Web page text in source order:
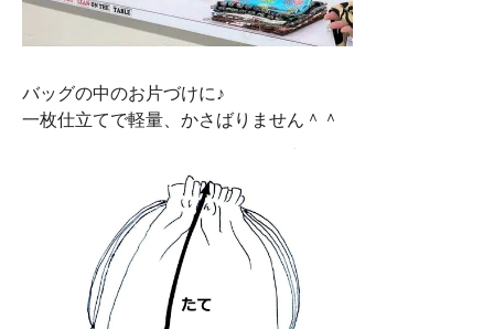
バッグの中のお片づけに♪
一枚仕立てで軽量、かさばりません＾＾